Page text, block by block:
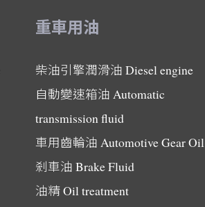
重車用油
柴油引擎潤滑油 Diesel engine
自動變速箱油 Automatic
transmission fluid
車用齒輪油 Automotive Gear Oil
剎車油 Brake Fluid
油精Oil treatment